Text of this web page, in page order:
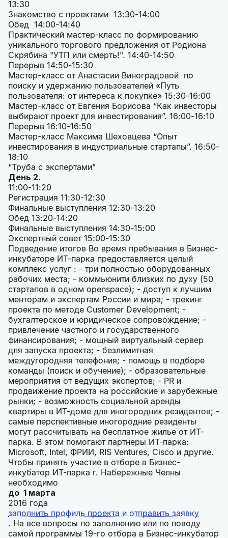
13:30
Знакомство с проектами 13:30-14:00
Обед 14:00-14:40
Практический мастер-класс по формированию
уникального торгового предложения от Родиона
Скрябина "УТП или смерть!". 14:40-14:50
Перерыв 14:50-15:30
Мастер-класс от Анастасии Виноградовой по
поиску и удержанию пользователей «Путь
пользователя: от интереса к покупке» 15:30-16:00
Мастер-класс от Евгения Борисова “Как инвесторы
выбирают проект для инвестирования”. 16:00-16:10
Перерыв 16:10-16:50
Мастер-класс Максима Шеховцева “Опыт
инвестирования в индустриальные стартапы”. 16:50-
18:10
“Труба с экспертами”
День 2.
11:00-11:20
Регистрация 11:30-12:30
Финальные выступления 12:30-13:20
Обед 13:20-14:20
Финальные выступления 14:30-15:00
Экспертный совет 15:00-15:30
Подведение итогов Во время пребывания в Бизнес-
инкубаторе ИТ-парка предоставляется целый
комплекс услуг : - три полностью оборудованных
рабочих места; - коммьюнити близких по духу (50
стартапов в одном openspace); - доступ к лучшим
менторам и экспертам России и мира; - трекинг
проекта по методе Customer Development; -
бухгалтерское и юридическое сопровождение; -
привлечение частного и государственного
финансирования; - мощный виртуальный сервер
для запуска проекта; - безлимитная
междугородняя телефония; - помощь в подборе
команды (поиск и обучение); - образовательные
мероприятия от ведущих экспертов; - PR и
продвижение проекта на российские и зарубежные
рынки; - возможность социальной аренды
квартиры в ИТ-доме для иногородних резидентов; -
самые перспективные иногородние резиденты
могут рассчитывать на бесплатное жилье от ИТ-
парка. В этом помогают партнеры ИТ-парка:
Microsoft, Intel, ФРИИ, RIS Ventures, Cisco и другие.
Чтобы принять участие в отборе в Бизнес-
инкубатор ИТ-парка г. Набережные Челны
необходимо
до 1 марта
2016 года
заполнить профиль проекта и отправить заявку
. На все вопросы по заполнению или по поводу
самой программы 19-го отбора в Бизнес-инкубатор